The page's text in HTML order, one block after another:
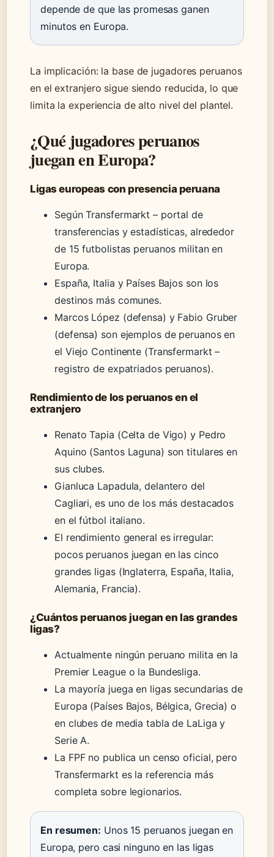
depende de que las promesas ganen
minutos en Europa.
La implicación: la base de jugadores peruanos
en el extranjero sigue siendo reducida, lo que
limita la experiencia de alto nivel del plantel.
¿Qué jugadores peruanos
juegan en Europa?
Ligas europeas con presencia peruana
Según Transfermarkt – portal de
transferencias y estadísticas, alrededor
de 15 futbolistas peruanos militan en
Europa.
España, Italia y Países Bajos son los
destinos más comunes.
Marcos López (defensa) y Fabio Gruber
(defensa) son ejemplos de peruanos en
el Viejo Continente (Transfermarkt –
registro de expatriados peruanos).
Rendimiento de los peruanos en el
extranjero
Renato Tapia (Celta de Vigo) y Pedro
Aquino (Santos Laguna) son titulares en
sus clubes.
Gianluca Lapadula, delantero del
Cagliari, es uno de los más destacados
en el fútbol italiano.
El rendimiento general es irregular:
pocos peruanos juegan en las cinco
grandes ligas (Inglaterra, España, Italia,
Alemania, Francia).
¿Cuántos peruanos juegan en las grandes
ligas?
Actualmente ningún peruano milita en la
Premier League o la Bundesliga.
La mayoría juega en ligas secundarias de
Europa (Países Bajos, Bélgica, Grecia) o
en clubes de media tabla de LaLiga y
Serie A.
La FPF no publica un censo oficial, pero
Transfermarkt es la referencia más
completa sobre legionarios.
En resumen: Unos 15 peruanos juegan en
Europa, pero casi ninguno en las ligas